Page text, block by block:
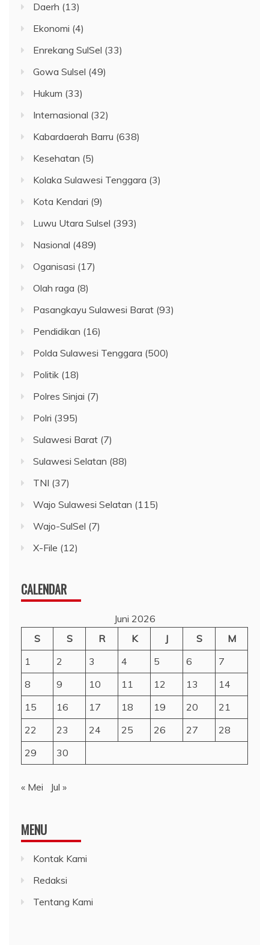
Daerh (13)
Ekonomi (4)
Enrekang SulSel (33)
Gowa Sulsel (49)
Hukum (33)
Internasional (32)
Kabardaerah Barru (638)
Kesehatan (5)
Kolaka Sulawesi Tenggara (3)
Kota Kendari (9)
Luwu Utara Sulsel (393)
Nasional (489)
Oganisasi (17)
Olah raga (8)
Pasangkayu Sulawesi Barat (93)
Pendidikan (16)
Polda Sulawesi Tenggara (500)
Politik (18)
Polres Sinjai (7)
Polri (395)
Sulawesi Barat (7)
Sulawesi Selatan (88)
TNI (37)
Wajo Sulawesi Selatan (115)
Wajo-SulSel (7)
X-File (12)
CALENDAR
Juni 2026
S
S R K J S
M
1
2 3 4 5 6
7
8
9 10 11 12 13
14
15
16 17 18 19 20
21
22
23 24 25 26 27
28
29
30
« Mei Jul »
MENU
Kontak Kami
Redaksi
Tentang Kami